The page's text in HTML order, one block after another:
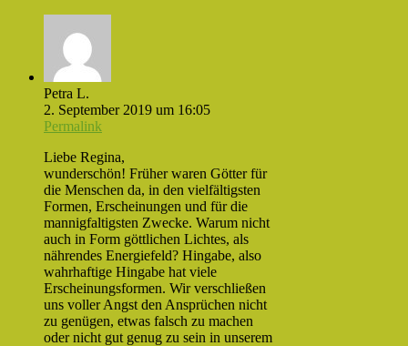
Petra L.
2. September 2019 um 16:05
Permalink
Liebe Regina,
wunderschön! Früher waren Götter für
die Menschen da, in den vielfältigsten
Formen, Erscheinungen und für die
mannigfaltigsten Zwecke. Warum nicht
auch in Form göttlichen Lichtes, als
nährendes Energiefeld? Hingabe, also
wahrhaftige Hingabe hat viele
Erscheinungsformen. Wir verschließen
uns voller Angst den Ansprüchen nicht
zu genügen, etwas falsch zu machen
oder nicht gut genug zu sein in unserem